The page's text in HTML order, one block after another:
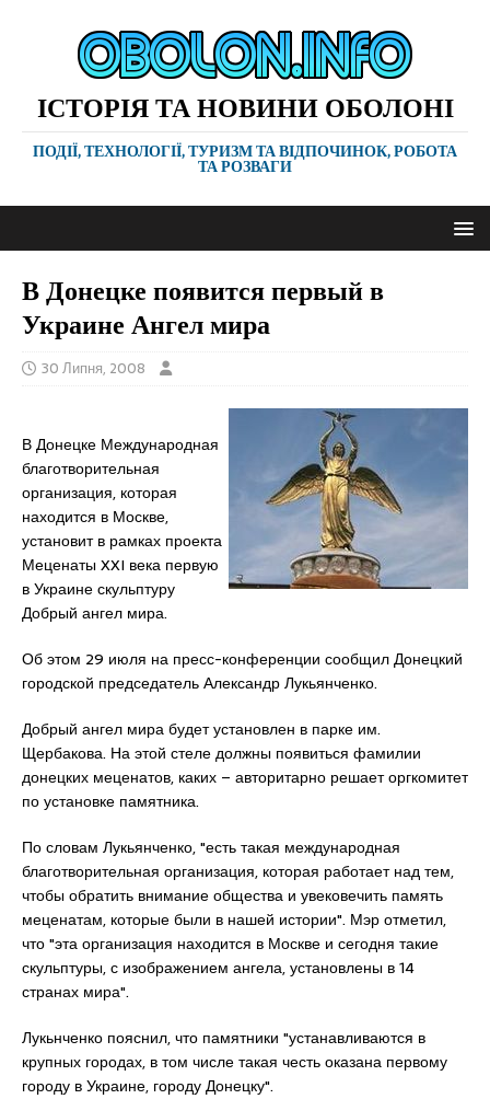
ІСТОРІЯ ТА НОВИНИ ОБОЛОНІ
ПОДІЇ, ТЕХНОЛОГІЇ, ТУРИЗМ ТА ВІДПОЧИНОК, РОБОТА
ТА РОЗВАГИ
В Донецке появится первый в
Украине Ангел мира
30 Липня, 2008
В Донецке Международная
благотворительная
организация, которая
находится в Москве,
установит в рамках проекта
Меценаты XXI века первую
в Украине скульптуру
Добрый ангел мира.
Об этом 29 июля на пресс-конференции сообщил Донецкий
городской председатель Александр Лукьянченко.
Добрый ангел мира будет установлен в парке им.
Щербакова. На этой стеле должны появиться фамилии
донецких меценатов, каких – авторитарно решает оргкомитет
по установке памятника.
По словам Лукьянченко, "есть такая международная
благотворительная организация, которая работает над тем,
чтобы обратить внимание общества и увековечить память
меценатам, которые были в нашей истории". Мэр отметил,
что "эта организация находится в Москве и сегодня такие
скульптуры, с изображением ангела, установлены в 14
странах мира".
Лукьнченко пояснил, что памятники "устанавливаются в
крупных городах, в том числе такая честь оказана первому
городу в Украине, городу Донецку".